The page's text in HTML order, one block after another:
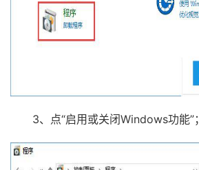
3、点“启用或关闭Windows功能”；